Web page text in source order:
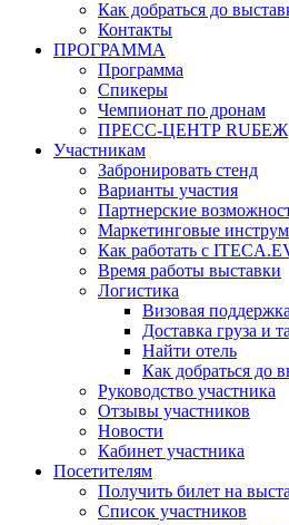
Как добраться до
Контакты
ПРОГРАММА
Программа
Спикеры
Чемпионат по дронам
ПРЕСС-ЦЕНТР RUБЕЖ
Участникам
Забронировать стенд
Варианты участия
Партнерские
Маркетинговые
Как работать с
Время работы выставки
Логистика
Визовая
Доставка груза и
Найти отель
Как добраться до
Руководство участника
Отзывы участников
Новости
Кабинет участника
Посетителям
Получить билет на
Список участников